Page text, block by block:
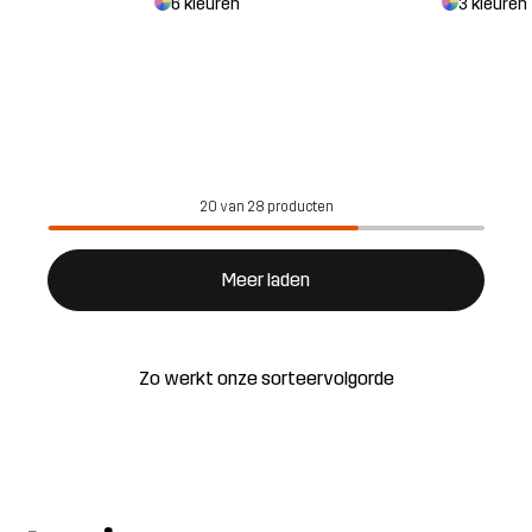
20 van 28 producten
Meer laden
Zo werkt onze sorteervolgorde